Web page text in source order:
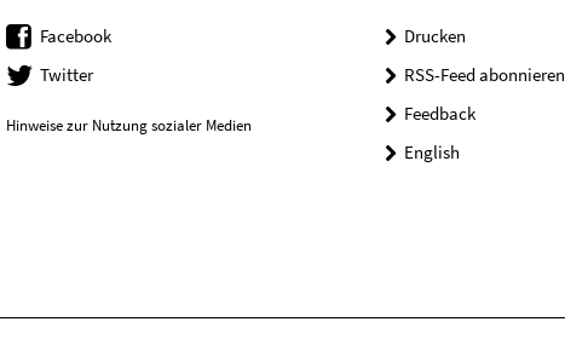
Facebook
Twitter
Hinweise zur Nutzung sozialer Medien
Drucken
RSS-Feed abonnieren
Feedback
English